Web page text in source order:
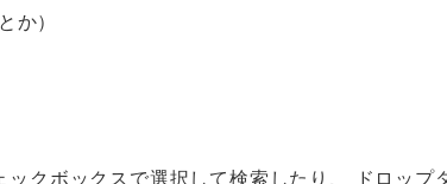
か）
クボックスで選択して検索したり、 ドロッ